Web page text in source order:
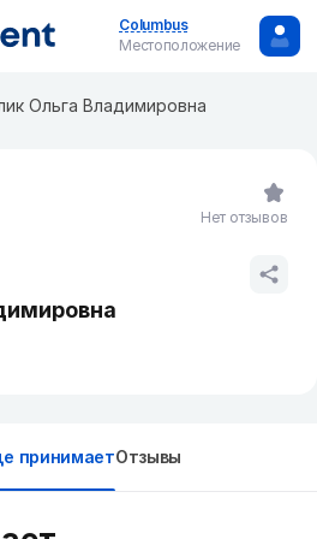
Columbus
Местоположение
Ольга Владимировна
Нет отзывов
принимаетОтзывы